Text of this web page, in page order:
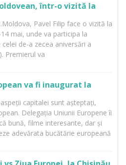
într-o vizită la
Pavel Filip face o vizită la
mai, unde va participa la
de-a zecea aniversări a
Premierul va
va fi inaugurat la
capitalei sunt așteptați,
Delegația Uniunii Europene îi
bună, filme interesante, dar și
adevărata bucătărie europeană